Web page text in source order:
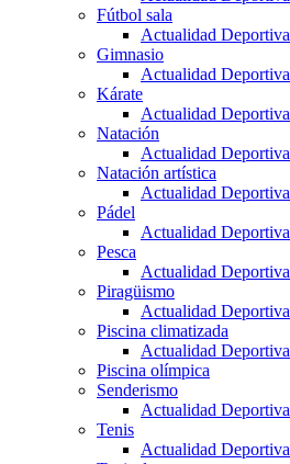
Fútbol sala
Actualidad Deportiva
Gimnasio
Actualidad Deportiva
Kárate
Actualidad Deportiva
Natación
Actualidad Deportiva
Natación artística
Actualidad Deportiva
Pádel
Actualidad Deportiva
Pesca
Actualidad Deportiva
Piragüismo
Actualidad Deportiva
Piscina climatizada
Actualidad Deportiva
Piscina olímpica
Senderismo
Actualidad Deportiva
Tenis
Actualidad Deportiva